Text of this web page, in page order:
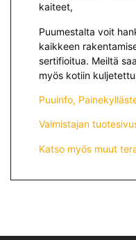
kaiteet,
Puumestalta voit
kaikkeen
sertifioitua. Meiltä
myös kotiin
Puuinfo,
Valmistajan
Katso myös muut